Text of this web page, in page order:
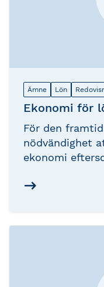
Ämne Lön
Ekonomi för
För den
nödvändighet
ekonomi
samverkan